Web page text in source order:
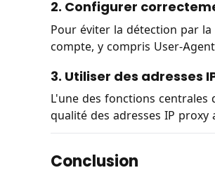
2. Configurer
Pour éviter la détection par
compte, y compris User-
3. Utiliser des adresses
L'une des fonctions centrales
qualité des adresses IP
Conclusion